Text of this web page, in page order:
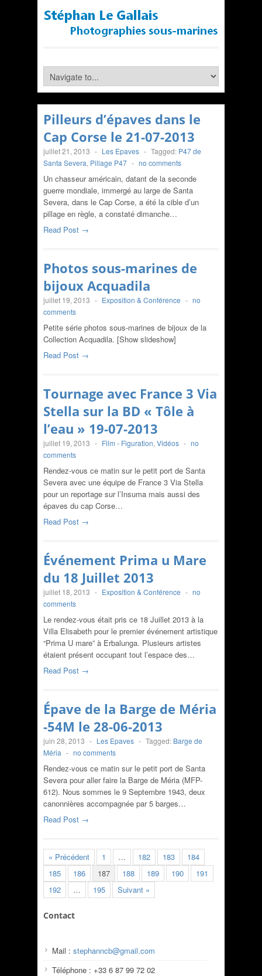
Pilleurs d’épaves dans le
Cap Corse le 21-07-2013
juillet 21, 2013 - Les Epaves - Tagged: P47 de
Santa Severa, Pillage P47 - no comments
Un chasseur américain, datant de la seconde
guerre mondiale, immergé au large de Santa
Severa, dans le Cap Corse, a été la cible d’un
pillage en règle, a constaté dimanche…
Read Post →
Photos sous-marines de
bijoux Acquadila
juillet 19, 2013 - Exposition & Conférence - no
comments
Petite série photos sous-marines de bijoux de la
Collection Acquadila. [Show slideshow]
Read Post →
Tournage avec France 3 Via
Stella sur la BD « Tôle à
l’eau » 19-07-2013
juillet 19, 2013 - Film - Figuration, Vidéos - no
comments
Rendez-vous ce matin sur le petit port de Santa
Severa avec une équipe de France 3 Via Stella
pour un reportage sur l’Insuma mais aussi des
épaves du cap Corse…
Read Post →
Événement Prima u Mare
du 18 Juillet 2013
juillet 18, 2013 - Exposition & Conférence - no
comments
Le rendez-vous était pris ce 18 Juillet 2013 à la
Villa Elisabeth pour le premier événement artistique
“Prima U mare” à Erbalunga. Plusieurs artistes
étaient présent occupant tout l’espace des…
Read Post →
Épave de la Barge de Méria
-54M le 28-06-2013
juin 28, 2013 - Les Epaves - Tagged: Barge de
Méria - no comments
Rendez-vous ce matin sur le petit port de Santa
Severa pour aller faire la Barge de Méria (MFP-
612). Nous sommes le 9 Septembre 1943, deux
canonnières accompagnée par 5 barges…
Read Post →
« Précédent 1 … 182 183
184
185
186 187 188 189 190
191
192
… 195 Suivant »
Contact
Mail : stephanncb@gmail.com
Téléphone : +33 6 87 99 72 02